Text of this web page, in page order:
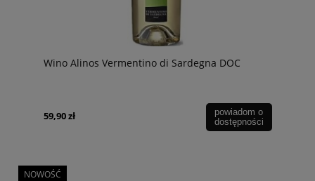
Wino Alinos Vermentino di Sardegna DOC
59,90 zł
powiadom o
dostępności
NOWOŚĆ